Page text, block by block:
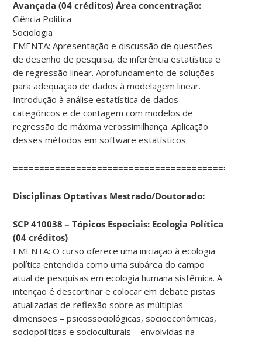
Avançada (04 créditos) Área concentração:
Ciência Política
Sociologia
EMENTA: Apresentação e discussão de questões
de desenho de pesquisa, de inferência estatística e
de regressão linear. Aprofundamento de soluções
para adequação de dados à modelagem linear.
Introdução à análise estatística de dados
categóricos e de contagem com modelos de
regressão de máxima verossimilhança. Aplicação
desses métodos em software estatísticos.
Disciplinas Optativas Mestrado/Doutorado:
SCP 410038 – Tópicos Especiais: Ecologia Política
(04 créditos)
EMENTA: O curso oferece uma iniciação à ecologia
política entendida como uma subárea do campo
atual de pesquisas em ecologia humana sistêmica. A
intenção é descortinar e colocar em debate pistas
atualizadas de reflexão sobre as múltiplas
dimensões – psicossociológicas, socioeconômicas,
sociopolíticas e socioculturais – envolvidas na